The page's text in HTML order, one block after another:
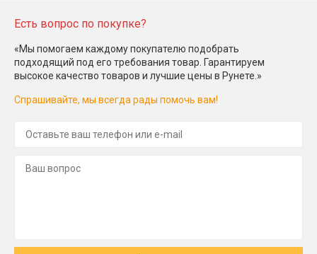
Есть вопрос по покупке?
«Мы помогаем каждому покупателю подобрать
подходящий под его требования товар. Гарантируем
высокое качество товаров и лучшие цены в Рунете.»
Спрашивайте, мы всегда рады помочь вам!